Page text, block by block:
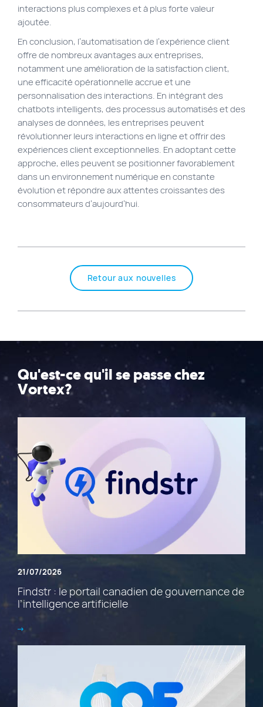
interactions plus complexes et à plus forte valeur
ajoutée.
En conclusion, l’automatisation de l’expérience client
offre de nombreux avantages aux entreprises,
notamment une amélioration de la satisfaction client,
une efficacité opérationnelle accrue et une
personnalisation des interactions. En intégrant des
chatbots intelligents, des processus automatisés et des
analyses de données, les entreprises peuvent
révolutionner leurs interactions en ligne et offrir des
expériences client exceptionnelles. En adoptant cette
approche, elles peuvent se positionner favorablement
dans un environnement numérique en constante
évolution et répondre aux attentes croissantes des
consommateurs d’aujourd’hui.
Retour aux nouvelles
Qu'est-ce qu'il se passe chez
Vortex?
21/07/2026
Findstr : le portail canadien de gouvernance de
l’intelligence artificielle